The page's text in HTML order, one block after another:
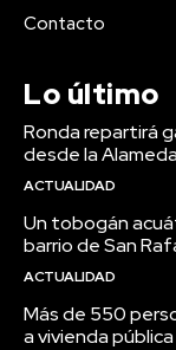
Contacto
Lo último
Ronda repartirá
desde la
ACTUALIDAD
Un tobogán
barrio de San
ACTUALIDAD
Más de 550
a vivienda pública